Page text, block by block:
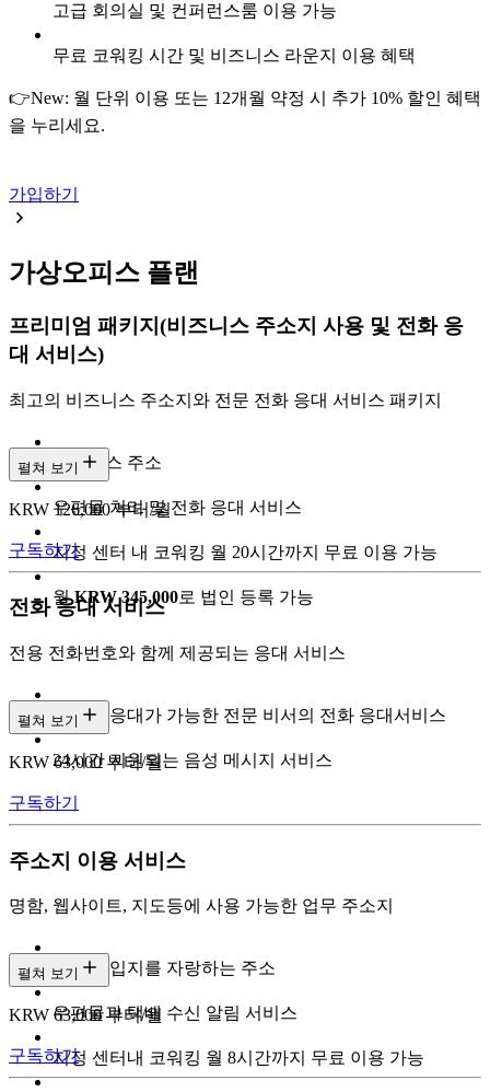
고급 회의실 및 컨퍼런스룸 이용 가능
무료 코워킹 시간 및 비즈니스 라운지 이용 혜택
👉New: 월 단위 이용 또는 12개월 약정 시 추가 10% 할인 혜택
을 누리세요.
가입하기
가상오피스 플랜
프리미엄 패키지 (비즈니스 주소지 사용 및 전화 응
대 서비스)
최고의 비즈니스 주소지와 전문 전화 응대 서비스 패키지
비즈니스 주소
우편물 처리 및 전화 응대 서비스
지정 센터 내 코워킹 월 20시간까지 무료 이용 가능
월KRW 345,000로 법인 등록 가능
펼쳐 보기
KRW 126,000 부터/월
구독하기
전화 응대 서비스
전용 전화번호와 함께 제공되는 응대 서비스
다국어 응대가 가능한 전문 비서의 전화 응대서비스
24시간 지원되는 음성 메시지 서비스
펼쳐 보기
KRW 63,000 부터/월
구독하기
주소지 이용 서비스
명함, 웹사이트, 지도등에 사용 가능한 업무 주소지
최고의 입지를 자랑하는 주소
우편물과 택배 수신 알림 서비스
지정 센터내 코워킹 월 8시간까지 무료 이용 가능
펼쳐 보기
KRW 63,000 부터/월
구독하기